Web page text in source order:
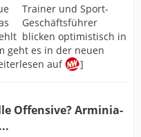
Trainer und Sport-
Geschäftsführer
blicken optimistisch in
geht es in der neuen
auf
]
Offensive? Arminia-